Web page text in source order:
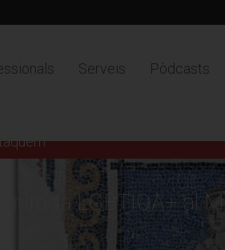
Serveis Pòdcasts
mirada LGBTIQA+ al